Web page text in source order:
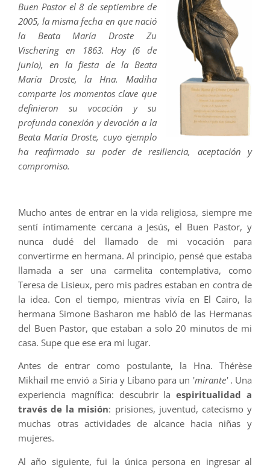
Buen Pastor el 8 de septiembre de
2005, la misma fecha en que nació
la Beata María Droste Zu
Vischering en 1863. Hoy (6 de
junio), en la fiesta de la Beata
María Droste, la Hna. Madiha
comparte los momentos clave que
definieron su vocación y su
profunda conexión y devoción a la
Beata María Droste, cuyo ejemplo
ha reafirmado su poder de resiliencia, aceptación y
compromiso.
Mucho antes de entrar en la vida religiosa, siempre me
sentí íntimamente cercana a Jesús, el Buen Pastor, y
nunca dudé del llamado de mi vocación para
convertirme en hermana. Al principio, pensé que estaba
llamada a ser una carmelita contemplativa, como
Teresa de Lisieux, pero mis padres estaban en contra de
la idea. Con el tiempo, mientras vivía en El Cairo, la
hermana Simone Basharon me habló de las Hermanas
del Buen Pastor, que estaban a solo 20 minutos de mi
casa. Supe que ese era mi lugar.
Antes de entrar como postulante, la Hna. Thérèse
Mikhail me envió a Siria y Líbano para un 'mirante'. Una
experiencia magnífica: descubrir laespiritualidad a
través de la misión: prisiones, juventud, catecismo y
muchas otras actividades de alcance hacia niñas y
mujeres.
Al año siguiente, fui la única persona en ingresar al